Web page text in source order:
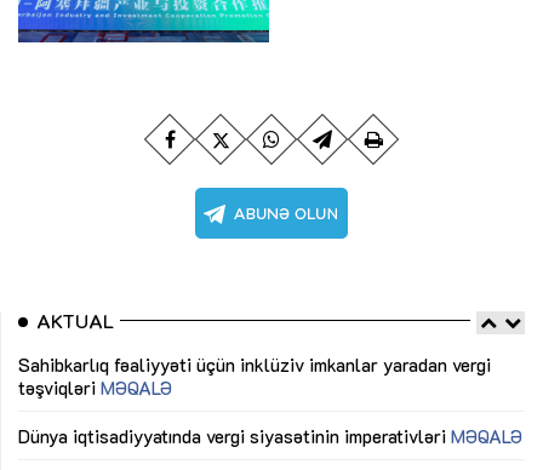
AKTUAL
Sahibkarlıq fəaliyyəti üçün inklüziv imkanlar yaradan vergi
təşviqləri MƏQALƏ
Dünya iqtisadiyyatında vergi siyasətinin imperativləri MƏQALƏ